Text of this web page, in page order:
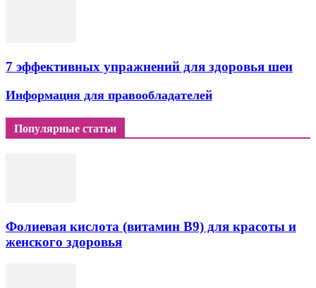
7 эффективных упражнений для здоровья шеи
Информация для правообладателей
Популярные статьи
Фолиевая кислота (витамин В9) для красоты и
женского здоровья